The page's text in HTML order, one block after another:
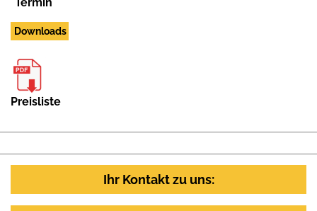
Downloads
Preisliste
Ihr Kontakt zu uns: